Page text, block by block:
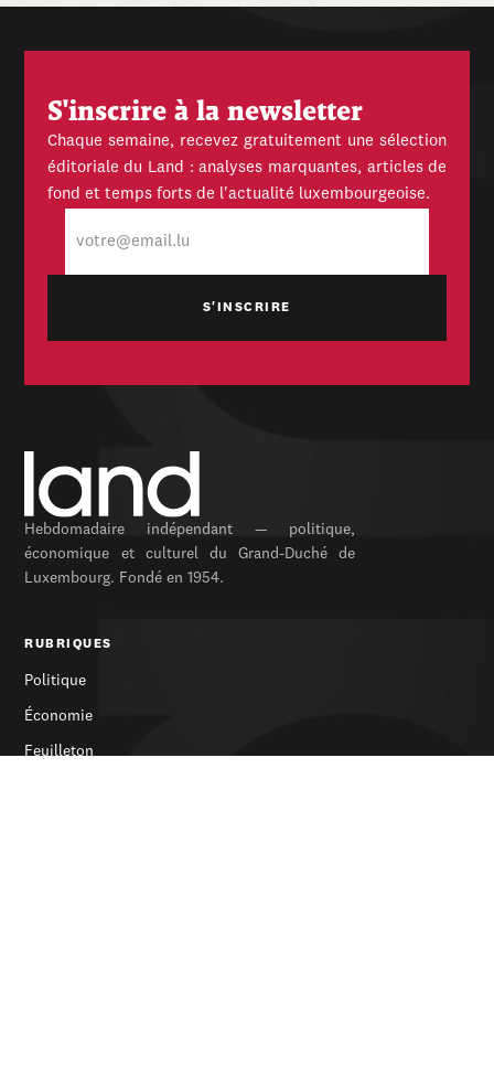
S'inscrire à la newsletter
Chaque semaine, recevez gratuitement une sélection
éditoriale du Land : analyses marquantes, articles de
fond et temps forts de l'actualité luxembourgeoise.
mail
Hebdomadaire indépendant — politique,
économique et culturel du Grand-Duché de
Luxembourg. Fondé en 1954.
RUBRIQUES
Politique
Économie
Feuilleton